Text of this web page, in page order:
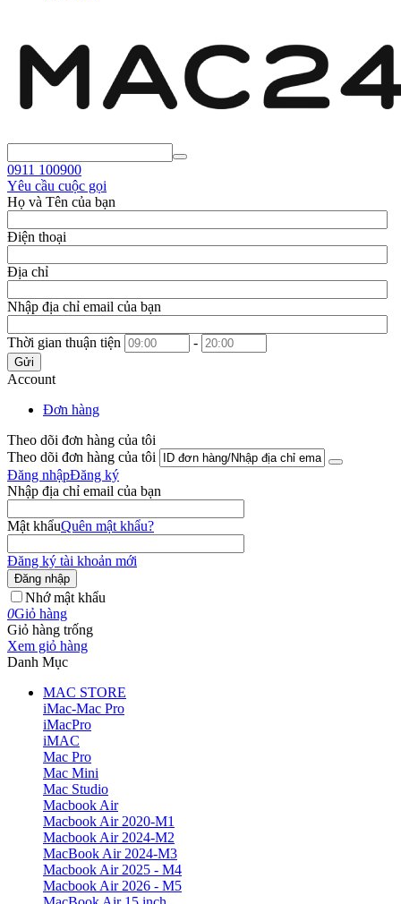
0911 100900
Yêu cầu cuộc gọi
Họ và Tên của bạn
Điện thoại
Địa chỉ
Nhập địa chỉ email của bạn
Thời gian thuận tiện -
Gửi
Account
Đơn hàng
Theo dõi đơn hàng của tôi
Theo dõi đơn hàng của tôi
Đăng nhậpĐăng ký
Nhập địa chỉ email của bạn
Mật khẩuQuên mật khẩu?
Đăng ký tài khoản mới
Đăng nhập
Nhớ mật khẩu
0Giỏ hàng
Giỏ hàng trống
Xem giỏ hàng
Danh Mục
MAC STORE
iMac-Mac Pro
iMacPro
iMAC
Mac Pro
Mac Mini
Mac Studio
Macbook Air
Macbook Air 2020-M1
Macbook Air 2024-M2
MacBook Air 2024-M3
Macbook Air 2025 - M4
Macbook Air 2026 - M5